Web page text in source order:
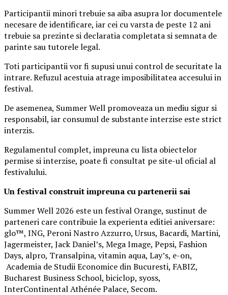
Participantii minori trebuie sa aiba asupra lor documentele
necesare de identificare, iar cei cu varsta de peste 12 ani
trebuie sa prezinte si declaratia completata si semnata de
parinte sau tutorele legal.
Toti participantii vor fi supusi unui control de securitate la
intrare. Refuzul acestuia atrage imposibilitatea accesului in
festival.
De asemenea, Summer Well promoveaza un mediu sigur si
responsabil, iar consumul de substante interzise este strict
interzis.
Regulamentul complet, impreuna cu lista obiectelor
permise si interzise, poate fi consultat pe site-ul oficial al
festivalului.
Un festival construitimpreuna cu partenerii sai
Summer Well 2026 este un festival Orange, sustinut de
parteneri care contribuie la experienta editiei aniversare:
glo™, ING, Peroni Nastro Azzurro, Ursus, Bacardi, Martini,
Jagermeister, Jack Daniel’s, Mega Image, Pepsi, Fashion
Days, alpro, Transalpina, vitamin aqua, Lay’s, e-on,
Academia de Studii Economice din Bucuresti, FABIZ,
Bucharest Business School, biciclop, syoss,
InterContinental Athénée Palace, Secom.